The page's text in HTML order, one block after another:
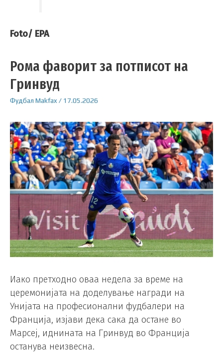
Foto/ EPA
Рома фаворит за потписот на
Гринвуд
Фудбал Makfax / 17.05.2026
Иако претходно оваа недела за време на
церемонијата на доделување награди на
Унијата на професионални фудбалери на
Франција, изјави дека сака да остане во
Марсеј, иднината на Гринвуд во Франција
останува неизвесна.